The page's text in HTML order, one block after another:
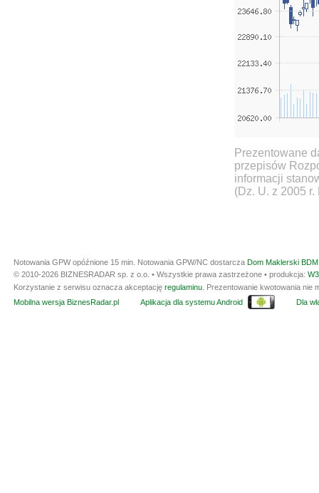
Prezentowane
przepisów
informacji
(Dz. U. z 2005
Notowania GPW opóźnione 15 min. Notowania GPW/NC dostarcza Dom Maklerski
© 2010-2026 BIZNESRADAR sp. z o.o. • Wszystkie prawa zastrzeżone • produkcja:
Korzystanie z serwisu oznacza akceptację regulaminu . Prezentowanie kwotowania
Mobilna wersja BiznesRadar.pl
Aplikacja dla systemu Android Dla